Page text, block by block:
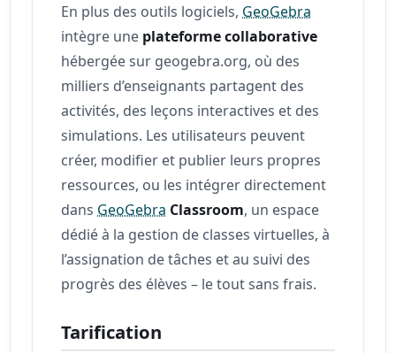
En plus des outils logiciels, GeoGebra
intègre une plateforme collaborative
hébergée sur geogebra.org, où des
milliers d’enseignants partagent des
activités, des leçons interactives et des
simulations. Les utilisateurs peuvent
créer, modifier et publier leurs propres
ressources, ou les intégrer directement
dans GeoGebra Classroom, un espace
dédié à la gestion de classes virtuelles, à
l’assignation de tâches et au suivi des
progrès des élèves – le tout sans frais.
Tarification